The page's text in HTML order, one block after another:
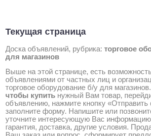
Текущая страница
Доска объявлений, рубрика: торговое
для магазинов
Выше на этой странице, есть
объявлениями от частных лиц и
торговое оборудование б/у для магазинов.
чтобы купить нужный Вам товар,
объявлению, нажмите кнопку
заполните форму. Напишите или
уточните интересующую Вас
гарантия, доставка, другие условия.